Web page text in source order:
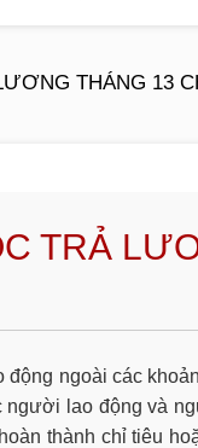
THÁNG 13
TRẢ
động ngoài các
lao động và
thành chỉ tiêu